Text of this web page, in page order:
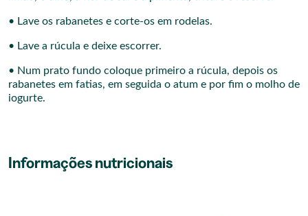
• Lave os rabanetes e corte-os em rodelas.
• Lave a rúcula e deixe escorrer.
• Num prato fundo coloque primeiro a rúcula, depois os
rabanetes em fatias, em seguida o atum e por fim o molho de
iogurte.
Informações nutricionais